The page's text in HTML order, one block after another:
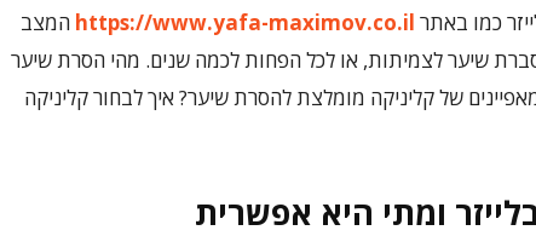
כמו באתר https://www.yafa-maximov.co.il המצב
שיער לצמיתות, או לכל הפחות לכמה שנים. מהי הסרת שיער
של קליניקה מומלצת להסרת שיער? איך לבחור קליניקה
ומתי היא אפשרית